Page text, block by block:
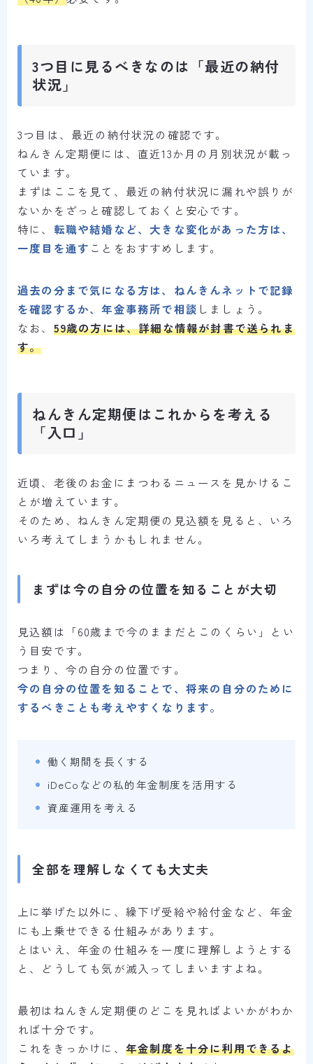
3つ目に見るべきなのは「最近の納付
状況」
3つ目は、最近の納付状況の確認です。
ねんきん定期便には、直近13か月の月別状況が載っ
ています。
まずはここを見て、最近の納付状況に漏れや誤りが
ないかをざっと確認しておくと安心です。
特に、 転職や結婚など、大きな変化があった方は、
一度目を通す ことをおすすめします。
過去の分まで気になる方は、ねんきんネットで記録
を確認するか、年金事務所で相談 しましょう。
なお、 59歳の方には、詳細な情報が封書で送られま
す。
ねんきん定期便はこれからを考える
「入口」
近頃、老後のお金にまつわるニュースを見かけるこ
とが増えています。
そのため、ねんきん定期便の見込額を見ると、いろ
いろ考えてしまうかもしれません。
まずは今の自分の位置を知ることが大切
見込額は「60歳まで今のままだとこのくらい」とい
う目安です。
つまり、今の自分の位置です。
今の自分の位置を知ることで、将来の自分のために
するべきことも考えやすくなります。
働く期間を長くする
iDeCoなどの私的年金制度を活用する
資産運用を考える
全部を理解しなくても大丈夫
上に挙げた以外に、繰下げ受給や給付金など、年金
にも上乗せできる仕組みがあります。
とはいえ、年金の仕組みを一度に理解しようとする
と、どうしても気が滅入ってしまいますよね。
最初はねんきん定期便のどこを見ればよいかがわか
れば十分です。
これをきっかけに、 年金制度を十分に利用できるよ